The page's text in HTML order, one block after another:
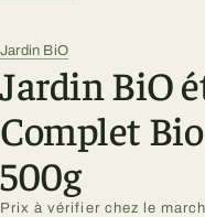
Jardin BiO
Jardin BiO
Complet
500g
Prix à vérifier chez le